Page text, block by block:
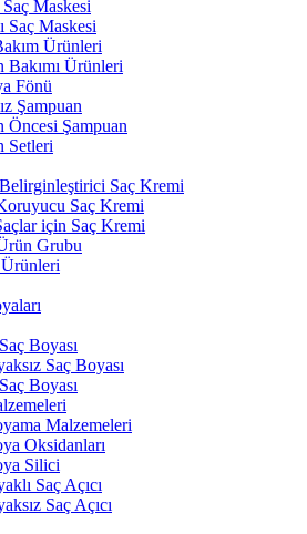
Maskesi
Saç Maskesi
Ürünleri
Bakımı Ürünleri
Fönü
Şampuan
Öncesi Şampuan
Setleri
Saç Kremi
Saç Kremi
için Saç Kremi
Grubu
Boyası
Saç Boyası
Boyası
Malzemeleri
Oksidanları
Silici
Saç Açıcı
Saç Açıcı